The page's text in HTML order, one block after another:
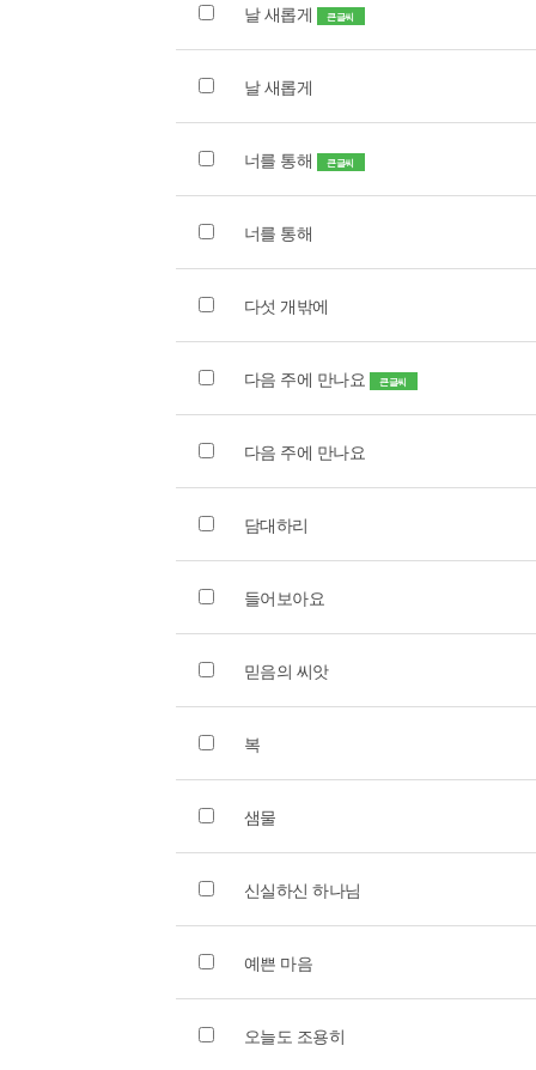
날 새롭게 큰글씨
날 새롭게
너를 통해 큰글씨
너를 통해
다섯 개밖에
다음 주에 만나요 큰글씨
다음 주에 만나요
담대하리
들어보아요
믿음의 씨앗
복
샘물
신실하신 하나님
예쁜 마음
오늘도 조용히